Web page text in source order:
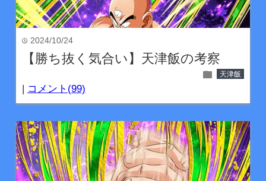
time 2024/10/24
【勝ち抜く気合い】天津飯の考察
folder 天津飯
| コメント(99)